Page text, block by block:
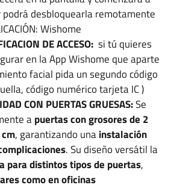
podrá desbloquearla remotamente
Wishome
DE ACCESO: si tú quieres
en la App Wishome que aparte
facial pida un segundo código
código numérico tarjeta IC )
CON PUERTAS GRUESAS:Se
apuertas con grosores de 2
, garantizando unainstalación
. Su diseño versátil la
para distintos tipos de puertas,
como en oficinas